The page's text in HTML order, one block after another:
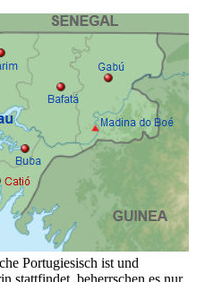
Portugiesisch ist und